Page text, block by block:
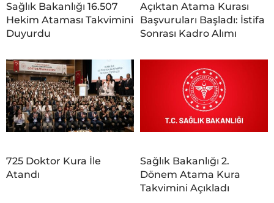
Sağlık Bakanlığı 16.507
Hekim Ataması Takvimini
Duyurdu
Açıktan Atama Kurası
Başvuruları Başladı: İstifa
Sonrası Kadro Alımı
725 Doktor Kura İle
Atandı
Sağlık Bakanlığı 2.
Dönem Atama Kura
Takvimini Açıkladı